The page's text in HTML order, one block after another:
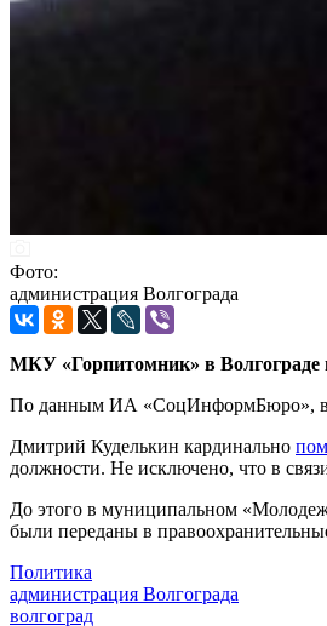
Фото:
администрация Волгограда
МКУ «Горпитомник» в Волгограде
По данным ИА «СоцИнформБюро», в
Дмитрий Куделькин кардинально
должности. Не исключено, что в
До этого в муниципальном
были переданы в
Политика
администрация Волгограда
волгоград